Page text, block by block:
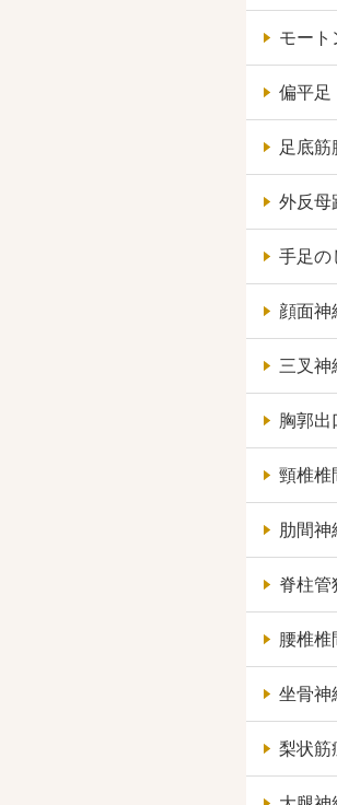
モート
偏平足
足底筋
外反母
手足の
顔面神
三叉神
胸郭出
頸椎椎
肋間神
脊柱管
腰椎椎
坐骨神
梨状筋